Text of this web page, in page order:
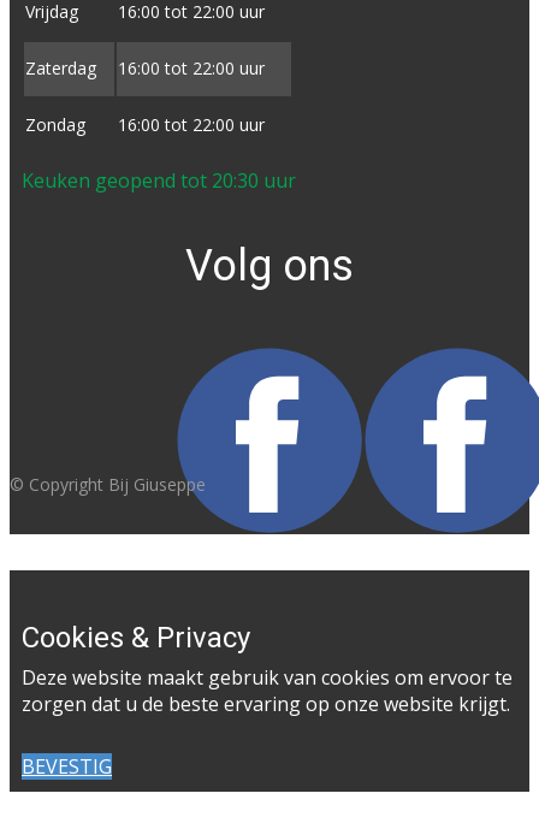
Vrijdag 16:00 tot ​22:00 uur
Zaterdag 16:00 tot ​22:00 uur
Zondag 16:00 tot ​22:00 uur
Keuken geopend tot 20:30 uur
Volg ons
© Copyright Bij Giuseppe
Cookies & Privacy
Deze website maakt gebruik van cookies om ervoor te
zorgen dat u de beste ervaring op onze website krijgt.
BEVESTIG